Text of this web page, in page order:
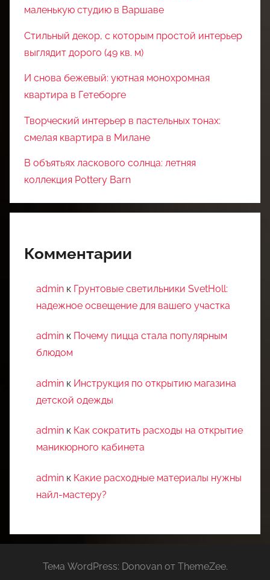
маленькую студию в Варшаве
Стильный декор, с которым простой интерьер
выглядит дорого (49 кв. м)
И снова бежевый: уютная монохромная
квартира в Гетеборге
Творческий интерьер в пастельных тонах:
смелая квартира в Милане
В объятьях ласкового солнца: летняя
коллекция Pottery Barn
Комментарии
admin к Грунтовые светильники SvetHoll:
надежное освещение для вашего участка
admin к Почему пицца стала популярным
блюдом
admin к Инструкция по открытию магазина
детской одежды
admin к Как сократить расходы на открытие
маникюрного кабинета
admin к Какие расходные материалы нужны
найл-мастеру?
Тема WordPress: Donovan от ThemeZee.